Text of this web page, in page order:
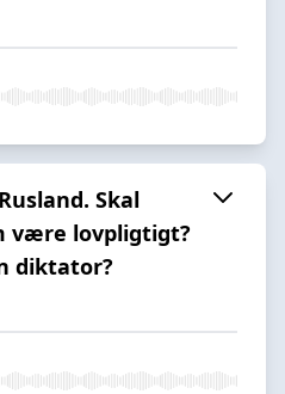
Skal
være lovpligtigt?
diktator?